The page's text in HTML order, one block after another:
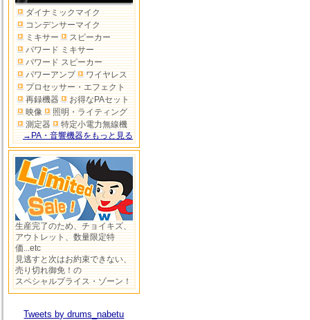
ダイナミックマイク
コンデンサーマイク
ミキサー
スピーカー
パワード ミキサー
パワード スピーカー
パワーアンプ
ワイヤレス
プロセッサー・エフェクト
再録機器
お得なPAセット
映像
照明・ライティング
測定器
特定小電力無線機
→PA・音響機器をもっと見る
生産完了のため、チョイキズ、
アウトレット、数量限定特
価...etc
見逃すと次はお約束できない、
売り切れ御免！の
スペシャルプライス・ゾーン！
Tweets by drums_nabetu